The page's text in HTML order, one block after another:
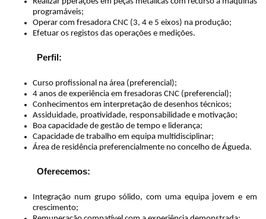
programáveis;
Operar com fresadora CNC (3, 4 e 5 eixos) na produção;
Efetuar os registos das operações e medições.
Perfil:
Curso profissional na área (preferencial);
4 anos de experiência em fresadoras CNC (preferencial);
Conhecimentos em interpretação de desenhos técnicos;
Assiduidade, proatividade, responsabilidade e motivação;
Boa capacidade de gestão de tempo e liderança;
Capacidade de trabalho em equipa multidisciplinar;
Área de residência preferencialmente no concelho de Águeda.
Oferecemos:
Integração num grupo sólido, com uma equipa jovem e em
crescimento;